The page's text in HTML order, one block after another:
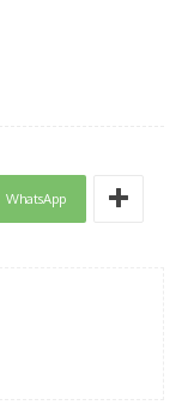
WhatsApp